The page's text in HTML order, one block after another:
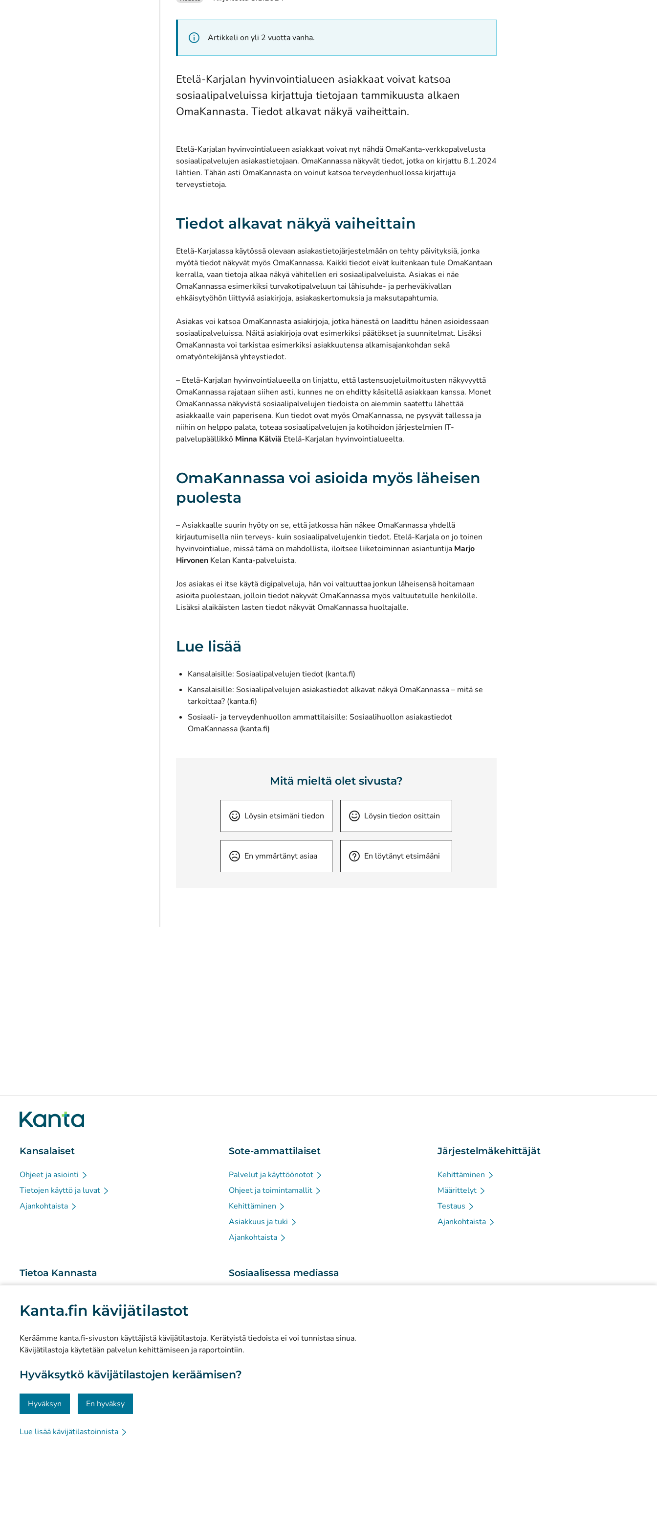
Kanta.fin kävijätilastot
Keräämme kanta.fi-sivuston käyttäjistä kävijätilastoja. Kerätyistä tiedoista ei voi tunnistaa sinua.
Kävijätilastoja käytetään palvelun kehittämiseen ja raportointiin.
Hyväksytkö kävijätilastojen keräämisen?
Hyväksyn En hyväksy
Lue lisää kävijätilastoinnista
Artikkeli on yli 2 vuotta vanha.
Etelä-Karjalan hyvinvointialueen asiakkaat voivat katsoa
sosiaalipalveluissa kirjattuja tietojaan tammikuusta alkaen
OmaKannasta. Tiedot alkavat näkyä vaiheittain.
Etelä-Karjalan hyvinvointialueen asiakkaat voivat nyt nähdä OmaKanta-verkkopalvelusta
sosiaalipalvelujen asiakastietojaan. OmaKannassa näkyvät tiedot, jotka on kirjattu 8.1.2024
lähtien. Tähän asti OmaKannasta on voinut katsoa terveydenhuollossa kirjattuja
terveystietoja.
Tiedot alkavat näkyä vaiheittain
Etelä-Karjalassa käytössä olevaan asiakastietojärjestelmään on tehty päivityksiä, jonka
myötä tiedot näkyvät myös OmaKannassa. Kaikki tiedot eivät kuitenkaan tule OmaKantaan
kerralla, vaan tietoja alkaa näkyä vähitellen eri sosiaalipalveluista. Asiakas ei näe
OmaKannassa esimerkiksi turvakotipalveluun tai lähisuhde- ja perheväkivallan
ehkäisytyöhön liittyviä asiakirjoja, asiakaskertomuksia ja maksutapahtumia.
Asiakas voi katsoa OmaKannasta asiakirjoja, jotka hänestä on laadittu hänen asioidessaan
sosiaalipalveluissa. Näitä asiakirjoja ovat esimerkiksi päätökset ja suunnitelmat. Lisäksi
OmaKannasta voi tarkistaa esimerkiksi asiakkuutensa alkamisajankohdan sekä
omatyöntekijänsä yhteystiedot.
– Etelä-Karjalan hyvinvointialueella on linjattu, että lastensuojeluilmoitusten näkyvyyttä
OmaKannassa rajataan siihen asti, kunnes ne on ehditty käsitellä asiakkaan kanssa. Monet
OmaKannassa näkyvistä sosiaalipalvelujen tiedoista on aiemmin saatettu lähettää
asiakkaalle vain paperisena. Kun tiedot ovat myös OmaKannassa, ne pysyvät tallessa ja
niihin on helppo palata, toteaa sosiaalipalvelujen ja kotihoidon järjestelmien IT-
palvelupäällikkö Minna Kälviä Etelä-Karjalan hyvinvointialueelta.
OmaKannassa voi asioida myös läheisen
puolesta
– Asiakkaalle suurin hyöty on se, että jatkossa hän näkee OmaKannassa yhdellä
kirjautumisella niin terveys- kuin sosiaalipalvelujenkin tiedot. Etelä-Karjala on jo toinen
hyvinvointialue, missä tämä on mahdollista, iloitsee liiketoiminnan asiantuntija Marjo
Hirvonen Kelan Kanta-palveluista.
Jos asiakas ei itse käytä digipalveluja, hän voi valtuuttaa jonkun läheisensä hoitamaan
asioita puolestaan, jolloin tiedot näkyvät OmaKannassa myös valtuutetulle henkilölle.
Lisäksi alaikäisten lasten tiedot näkyvät OmaKannassa huoltajalle.
Lue lisää
Kansalaisille: Sosiaalipalvelujen tiedot (kanta.fi)
Kansalaisille: Sosiaalipalvelujen asiakastiedot alkavat näkyä OmaKannassa – mitä se
tarkoittaa? (kanta.fi)
Sosiaali- ja terveydenhuollon ammattilaisille: Sosiaalihuollon asiakastiedot
OmaKannassa (kanta.fi)
Mitä mieltä olet sivusta?
Löysin etsimäni tiedon Löysin tiedon osittain
En ymmärtänyt asiaa En löytänyt etsimääni
Kansalaiset
Ohjeet ja asiointi
Tietojen käyttö ja luvat
Ajankohtaista
Sote-ammattilaiset
Palvelut ja käyttöönotot
Ohjeet ja toimintamallit
Kehittäminen
Asiakkuus ja tuki
Ajankohtaista
Järjestelmäkehittäjät
Kehittäminen
Määrittelyt
Testaus
Ajankohtaista
Tietoa Kannasta
Tutkimus ja tiedolla johtaminen
Tietosuoja ja saavutettavuus
Viestintä ja sosiaalinen media
Sosiaalisessa mediassa
© Kanta-Palvelut, Kansaneläkelaitos